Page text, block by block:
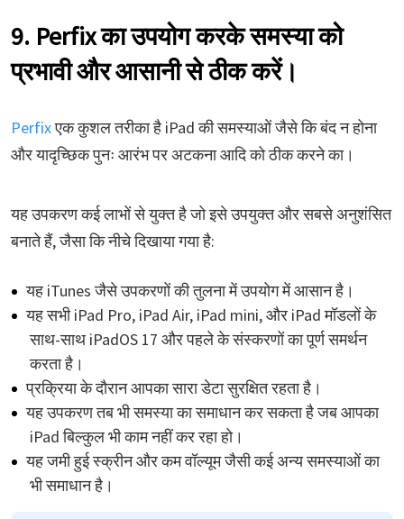
9. Perfix का उपयोग करके समस्या को
प्रभावी और आसानी से ठीक करें।
Perfixएक कुशल तरीका है iPad की समस्याओं जैसे कि बंद न होना
और यादृच्छिक पुनः आरंभ पर अटकना आदि को ठीक करने का।
यह उपकरण कई लाभों से युक्त है जो इसे उपयुक्त और सबसे अनुशंसित
बनाते हैं, जैसा कि नीचे दिखाया गया है:
यह iTunes जैसे उपकरणों की तुलना में उपयोग में आसान है।
यह सभी iPad Pro, iPad Air, iPad mini, और iPad मॉडलों के
साथ-साथ iPadOS 17 और पहले के संस्करणों का पूर्ण समर्थन
करता है।
प्रक्रिया के दौरान आपका सारा डेटा सुरक्षित रहता है।
यह उपकरण तब भी समस्या का समाधान कर सकता है जब आपका
iPad बिल्कुल भी काम नहीं कर रहा हो।
यह जमी हुई स्क्रीन और कम वॉल्यूम जैसी कई अन्य समस्याओं का
भी समाधान है।